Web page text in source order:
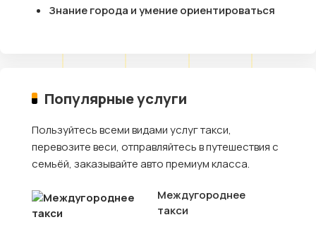
Знание города и умение ориентироваться
Популярные услуги
Пользуйтесь всеми видами услуг такси,
перевозите веси, отправляйтесь в путешествия с
семьёй, заказывайте авто премиум класса.
Междугороднее
такси